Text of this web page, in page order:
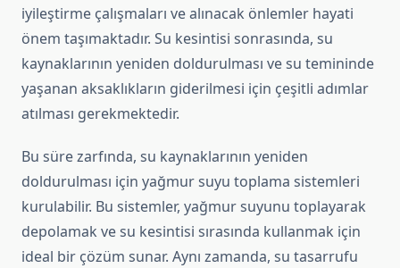
iyileştirme çalışmaları ve alınacak önlemler hayati
önem taşımaktadır. Su kesintisi sonrasında, su
kaynaklarının yeniden doldurulması ve su temininde
yaşanan aksaklıkların giderilmesi için çeşitli adımlar
atılması gerekmektedir.
Bu süre zarfında, su kaynaklarının yeniden
doldurulması için yağmur suyu toplama sistemleri
kurulabilir. Bu sistemler, yağmur suyunu toplayarak
depolamak ve su kesintisi sırasında kullanmak için
ideal bir çözüm sunar. Aynı zamanda, su tasarrufu